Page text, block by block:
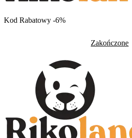
Kod Rabatowy -6%
Zakończone